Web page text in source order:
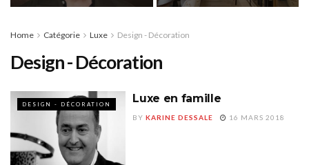
Home Catégorie Luxe Design - Décoration
Design - Décoration
DESIGN - DÉCORATION Luxe en famille
BY KARINE DESSALE 16 MARS 2018